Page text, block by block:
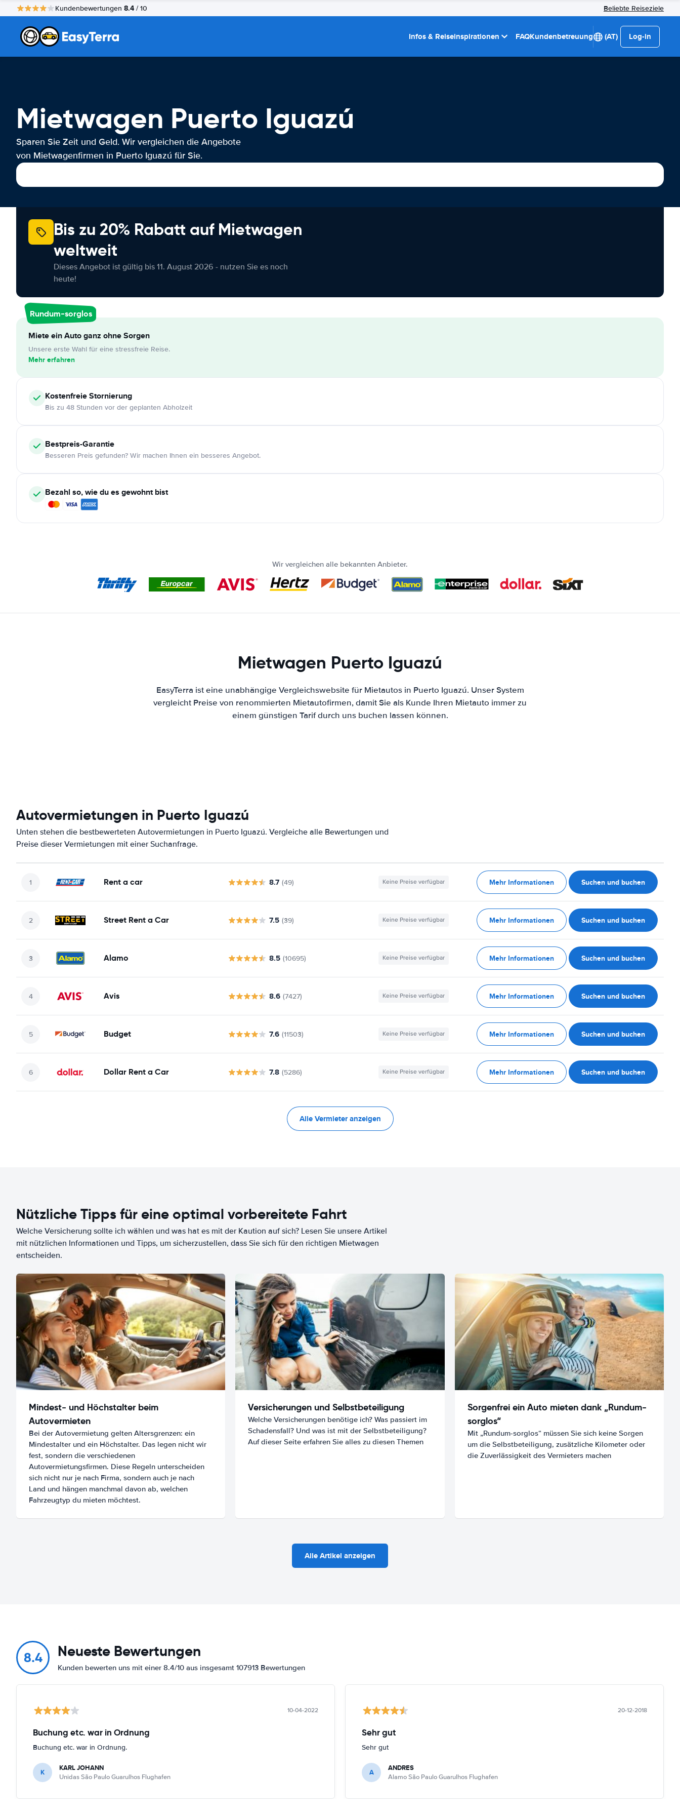
Kundenbewertungen 8.4 / 10 Beliebte Reiseziele
Infos & Reiseinspirationen FAQKundenbetreuung (AT) Log-in
Mietwagen Puerto Iguazú
Sparen Sie Zeit und Geld. Wir vergleichen die Angebote
von Mietwagenfirmen in Puerto Iguazú für Sie.
Bis zu 20% Rabatt auf Mietwagen
weltweit
Dieses Angebot ist gültig bis 11. August 2026 - nutzen Sie es noch
heute!
Rundum-sorglos
Miete ein Auto ganz ohne Sorgen
Unsere erste Wahl für eine stressfreie Reise.
Mehr erfahren
KostenfreieStornierung
Bis zu 48 Stunden vor der geplanten Abholzeit
Bestpreis-Garantie
Besseren Preis gefunden? Wir machen Ihnen ein besseres Angebot.
Bezahl so, wie du es gewohnt bist
Wir vergleichen alle bekannten Anbieter.
Mietwagen Puerto Iguazú
EasyTerra ist eine unabhängige Vergleichswebsite für Mietautos in Puerto Iguazú. Unser System
vergleicht Preise von renommierten Mietautofirmen, damit Sie als Kunde Ihren Mietauto immer zu
einem günstigen Tarif durch uns buchen lassen können.
Autovermietungen in Puerto Iguazú
Unten stehen die bestbewerteten Autovermietungen in Puerto Iguazú. Vergleiche alle Bewertungen und
Preise dieser Vermietungen mit einer Suchanfrage.
Rent a car 8.7 (49) Keine Preise verfügbar Mehr Informationen Suchen und buchen
Street Rent a Car 7.5 (39) Keine Preise verfügbar Mehr Informationen Suchen und buchen
Alamo 8.5 (10695) Keine Preise verfügbar Mehr Informationen Suchen und buchen
Avis 8.6 (7427) Keine Preise verfügbar Mehr Informationen Suchen und buchen
Budget 7.6 (11503) Keine Preise verfügbar Mehr Informationen Suchen und buchen
Dollar Rent a Car 7.8 (5286) Keine Preise verfügbar Mehr Informationen Suchen und buchen
Alle Vermieter anzeigen
Nützliche Tipps für eine optimal vorbereitete Fahrt
Welche Versicherung sollte ich wählen und was hat es mit der Kaution auf sich? Lesen Sie unsere Artikel
mit nützlichen Informationen und Tipps, um sicherzustellen, dass Sie sich für den richtigen Mietwagen
entscheiden.
Mindest- und Höchstalter beim
Autovermieten
Bei der Autovermietung gelten Altersgrenzen: ein
Mindestalter und ein Höchstalter. Das legen nicht wir
fest, sondern die verschiedenen
Autovermietungsfirmen. Diese Regeln unterscheiden
sich nicht nur je nach Firma, sondern auch je nach
Land und hängen manchmal davon ab, welchen
Fahrzeugtyp du mieten möchtest.
Versicherungen und Selbstbeteiligung
Welche Versicherungen benötige ich? Was passiert im
Schadensfall? Und was ist mit der Selbstbeteiligung?
Auf dieser Seite erfahren Sie alles zu diesen Themen
Sorgenfrei ein Auto mieten dank „Rundum-
sorglos“
Mit „Rundum-sorglos“ müssen Sie sich keine Sorgen
um die Selbstbeteiligung, zusätzliche Kilometer oder
die Zuverlässigkeit des Vermieters machen
Alle Artikel anzeigen
8.4 Neueste Bewertungen
Kunden bewerten uns mit einer 8.4/10 aus insgesamt 107913 Bewertungen
10-04-2022
Buchung etc. war in Ordnung
Buchung etc. war in Ordnung.
K KARL JOHANN
Unidas São Paulo Guarulhos Flughafen
20-12-2018
Sehr gut
Sehr gut
A ANDRES
Alamo São Paulo Guarulhos Flughafen